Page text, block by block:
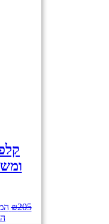
₪205